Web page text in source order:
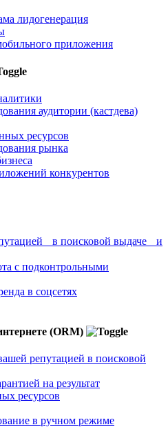
лидогенерация
приложения
аудитории (кастдева)
ресурсов
рынка
конкурентов
в поисковой выдаче и
с подконтрольными
в соцсетях
(ORM)
репутацией в поисковой
на результат
ресурсов
в ручном режиме